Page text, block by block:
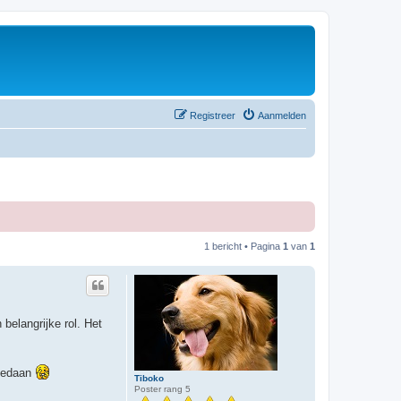
Aanmelden
Registreer
1 bericht • Pagina 1 van 1
Tiboko
Poster rang 5
belangrijke rol. Het